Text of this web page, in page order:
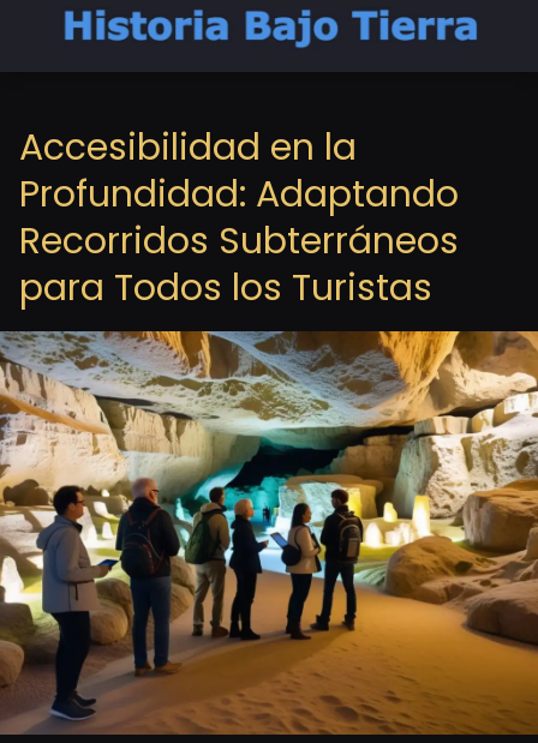
Accesibilidad en la
Profundidad: Adaptando
Recorridos Subterráneos
para Todos los Turistas